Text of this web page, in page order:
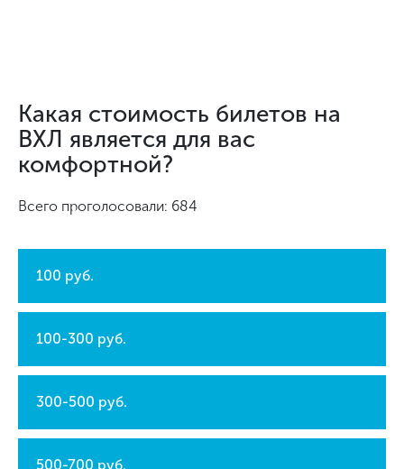
Какая стоимость билетов на
ВХЛ является для вас
комфортной?
Всего проголосовали: 684
100 руб.
100-300 руб.
300-500 руб.
500-700 руб.